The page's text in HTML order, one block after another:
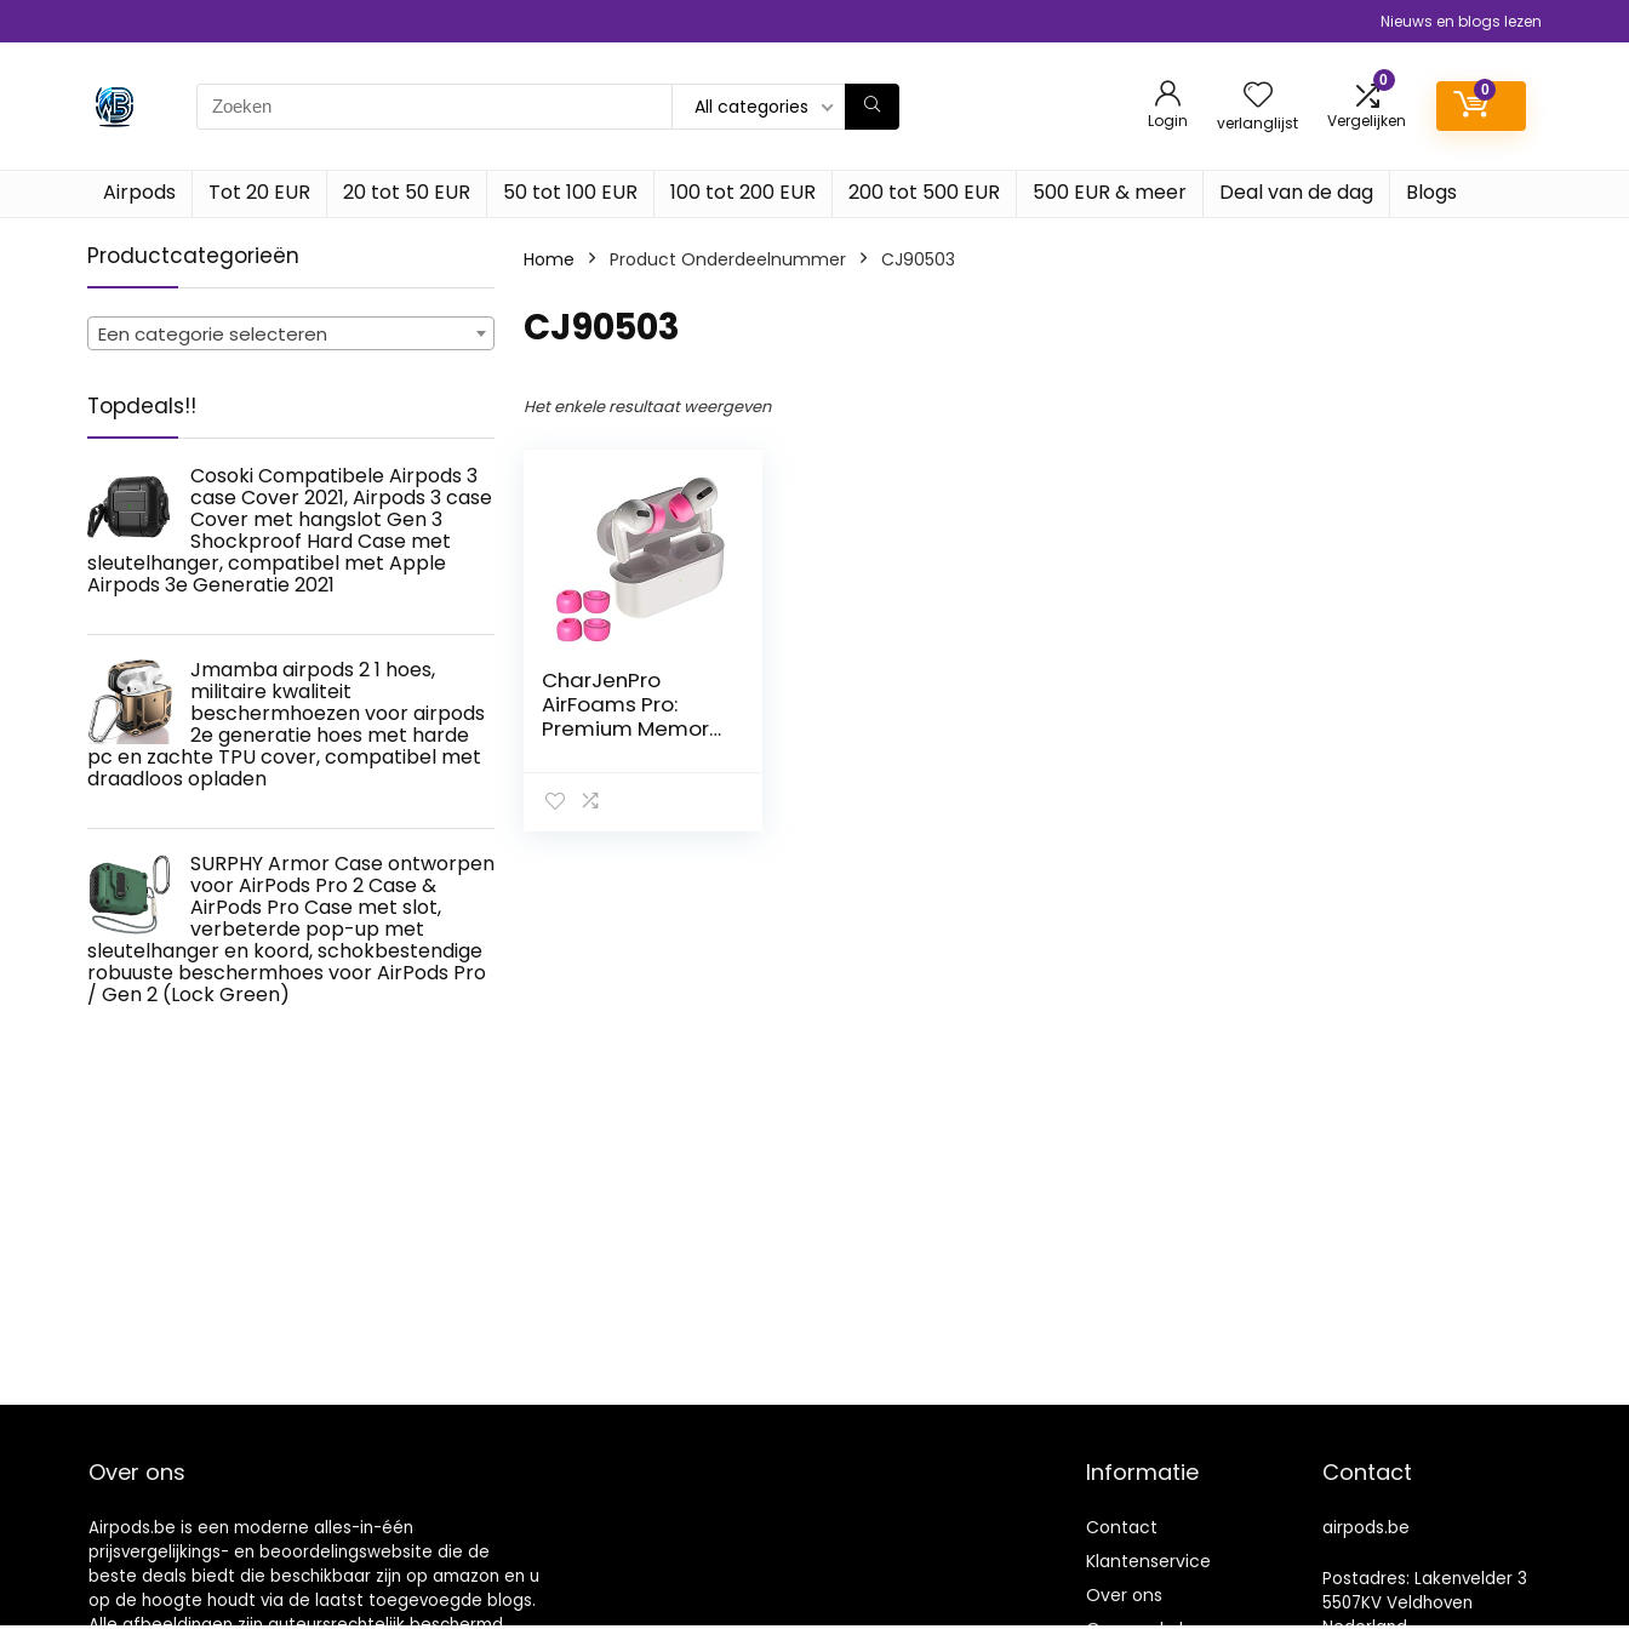
Nieuws en blogs lezen
Search
for:
All categories
Login verlanglijst
0
Vergelijken
0
Airpods Tot 20 EUR 20 tot 50 EUR 50 tot 100 EUR 100 tot 200 EUR 200 tot 500 EUR 500 EUR & meer Deal van de dag Blogs
Productcategorieën
Een categorie selecteren
Topdeals!!
Cosoki Compatibele Airpods 3
case Cover 2021, Airpods 3 case
Cover met hangslot Gen 3
Shockproof Hard Case met
sleutelhanger, compatibel met Apple
Airpods 3e Generatie 2021
Jmamba airpods 2 1 hoes,
militaire kwaliteit
beschermhoezen voor airpods
2e generatie hoes met harde
pc en zachte TPU cover, compatibel met
draadloos opladen
SURPHY Armor Case ontworpen
voor AirPods Pro 2 Case &
AirPods Pro Case met slot,
verbeterde pop-up met
sleutelhanger en koord, schokbestendige
robuuste beschermhoes voor AirPods Pro
/ Gen 2 (Lock Green)
Home Product Onderdeelnummer ‎CJ90503
‎CJ90503
Het enkele resultaat weergeven
CharJenPro
AirFoams Pro:
Premium Memory
Blijft in je oren.
Over ons
Airpods.be is een moderne alles-in-één
prijsvergelijkings- en beoordelingswebsite die de
beste deals biedt die beschikbaar zijn op amazon en u
op de hoogte houdt via de laatst toegevoegde blogs.
Alle afbeeldingen zijn auteursrechtelijk beschermd
Informatie
Contact
Klantenservice
Over ons
Contact
airpods.be
Postadres: Lakenvelder 3
5507KV Veldhoven